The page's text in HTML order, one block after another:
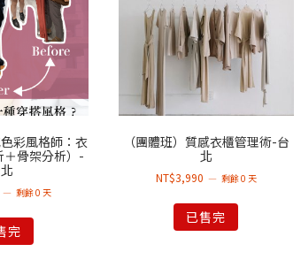
色彩風格師：衣
骨架分析）-
剩餘 0 天
完
（團體班）質感衣櫃管理術-台
北
NT$3,990 剩餘 0 天
已售完